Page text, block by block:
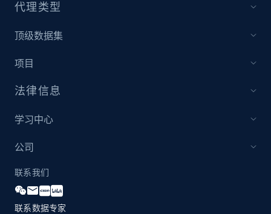
2.1K+
Amazon products global dataset - Collects
Title, Seller name, Brand, Description, Initial
more.
2.1K+
代理类型
顶级数据集
项目
法律信息
学习中心
公司
联系我们
联系数据专家